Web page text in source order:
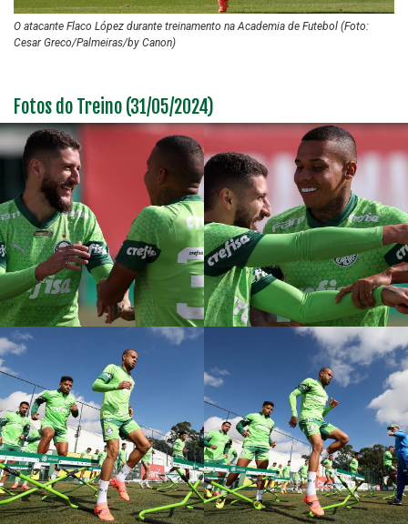
O atacante Flaco López durante treinamento na Academia de Futebol (Foto:
Cesar Greco/Palmeiras/by Canon)
Fotos do Treino (31/05/2024)